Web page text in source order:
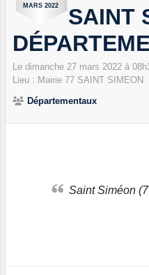
MARS 2022
SAINT
Le dimanche 27 mars 2022 à
Lieu : Mairie 77 SAINT SIMEON
Départementaux
Saint Siméon